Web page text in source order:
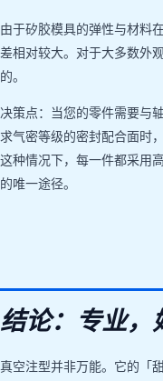
由于矽胶模具的弹性与材料
差相对较大。对于大多数外
的。
决策点：当您的零件需要与
求气密等级的密封配合面时
这种情况下，每一件都采用
的唯一途径。
结论：专业，
真空注型并非万能。它的「